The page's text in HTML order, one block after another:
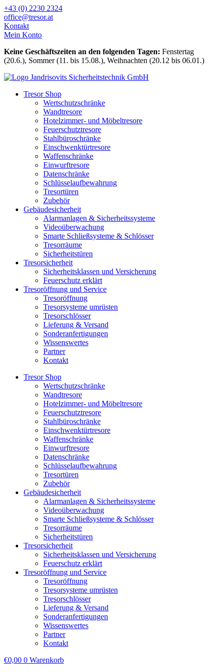
Zum
Inhalt
wechseln
+43 (0) 2230 2324
office@tresor.at
Kontakt
Mein Konto
Keine Geschäftszeiten an den folgenden Tagen: Fenstertag
(20.6.), Sommer (11. bis 15.08.), Weihnachten (20.12 bis 06.01.)
Tresor Shop
Wertschutzschränke
Wandtresore
Hotelzimmer- und Möbeltresore
Feuerschutztresore
Stahlbüroschränke
Einschwenktürtresore
Waffenschränke
Einwurftresore
Datenschränke
Schlüsselaufbewahrung
Tresortüren
Zubehör
Gebäudesicherheit
Alarmanlagen & Sicherheitssysteme
Videoüberwachung
Smarte Schließsysteme & Schlösser
Tresorräume
Sicherheitstüren
Tresorsicherheit
Sicherheitsklassen und Versicherung
Feuerschutz erklärt
Tresoröffnung und Service
Tresoröffnung
Tresorsysteme umrüsten
Tresorschlösser
Lieferung & Versand
Sonderanfertigungen
Wissenswertes
Partner
Kontakt
Tresor Shop
Wertschutzschränke
Wandtresore
Hotelzimmer- und Möbeltresore
Feuerschutztresore
Stahlbüroschränke
Einschwenktürtresore
Waffenschränke
Einwurftresore
Datenschränke
Schlüsselaufbewahrung
Tresortüren
Zubehör
Gebäudesicherheit
Alarmanlagen & Sicherheitssysteme
Videoüberwachung
Smarte Schließsysteme & Schlösser
Tresorräume
Sicherheitstüren
Tresorsicherheit
Sicherheitsklassen und Versicherung
Feuerschutz erklärt
Tresoröffnung und Service
Tresoröffnung
Tresorsysteme umrüsten
Tresorschlösser
Lieferung & Versand
Sonderanfertigungen
Wissenswertes
Partner
Kontakt
€0,00 0 Warenkorb